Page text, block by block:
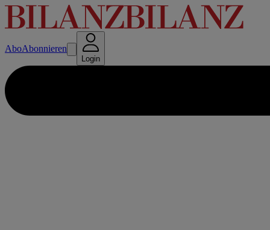
AboAbonnieren
Login